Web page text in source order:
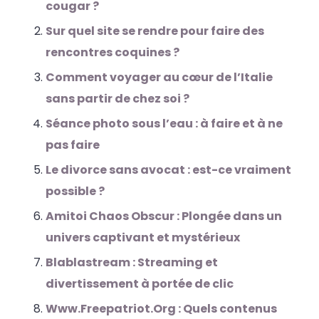
cougar ?
Sur quel site se rendre pour faire des
rencontres coquines ?
Comment voyager au cœur de l’Italie
sans partir de chez soi ?
Séance photo sous l’eau : à faire et à ne
pas faire
Le divorce sans avocat : est-ce vraiment
possible ?
Amitoi Chaos Obscur : Plongée dans un
univers captivant et mystérieux
Blablastream : Streaming et
divertissement à portée de clic
Www.Freepatriot.Org : Quels contenus